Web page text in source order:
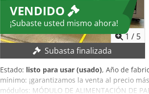
VENDIDO
¡Subaste usted mismo ahora!
1 / 5
Subasta finalizada
Estado: listo para usar (usado), Año de
mínimo: ¡garantizamos la venta al precio
módulos: MÓDULO DE ALIMENTACIÓN DE